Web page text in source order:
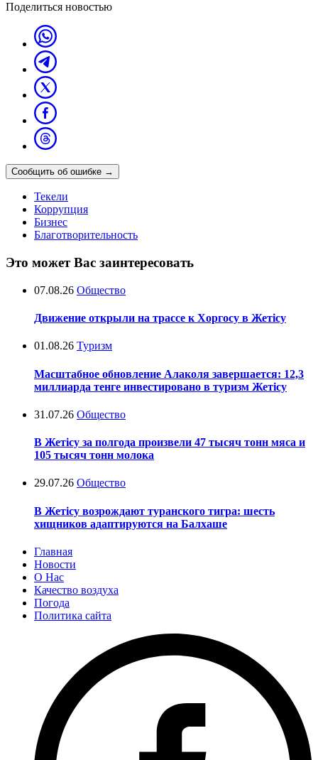
Поделиться новостью
Сообщить об ошибке →
Текели
Коррупция
Бизнес
Благотворительность
Это может Вас заинтересовать
07.08.26 Общество
Движение открыли на трассе к Хоргосу в Жетісу
01.08.26 Туризм
Масштабное обновление Алаколя завершается: 12,3
миллиарда тенге инвестировано в туризм Жетісу
31.07.26 Общество
В Жетісу за полгода произвели 47 тысяч тонн мяса и
105 тысяч тонн молока
29.07.26 Общество
В Жетісу возрождают туранского тигра: шесть
хищников адаптируются на Балхаше
Главная
Новости
О Нас
Качество воздуха
Погода
Политика сайта